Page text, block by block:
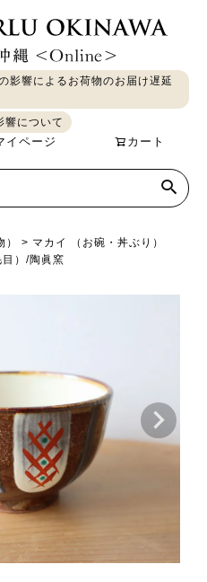
影響によるお荷物のお届け遅延
響について
ス シーサー 染織 食品
イページ カート
マカイ （お碗・丼ぶり）
）/陶眞窯
ジ
へ